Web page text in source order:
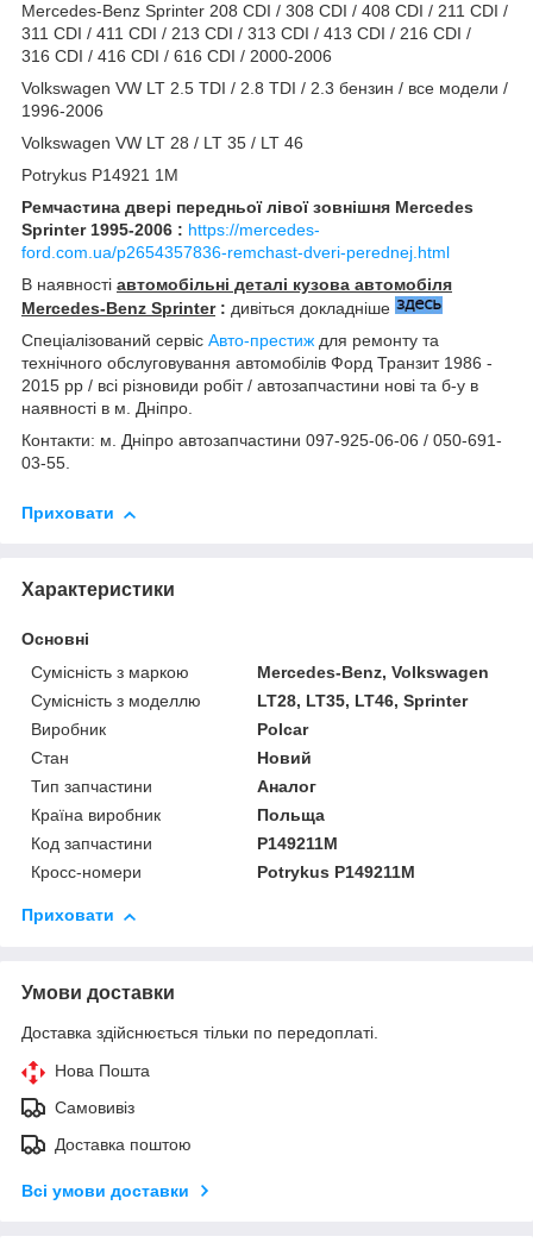
Mercedes-Benz Sprinter 208 CDI / 308 CDI / 408 CDI / 211 CDI /
311 CDI / 411 CDI / 213 CDI / 313 CDI / 413 CDI / 216 CDI /
316 CDI / 416 CDI / 616 CDI / 2000-2006
Volkswagen VW LT 2.5 TDI / 2.8 TDI / 2.3 бензин / все модели /
1996-2006
Volkswagen VW LT 28 / LT 35 / LT 46
Potrykus P14921 1M
Ремчастина двері передньої лівої зовнішня Mercedes
Sprinter 1995-2006 : https://mercedes-
ford.com.ua/p2654357836-remchast-dveri-perednej.html
В наявності автомобільні деталі кузова автомобіля
Mercedes-Benz Sprinter: дивіться докладніше
Спеціалізований сервіс Авто-престиж для ремонту та
технічного обслуговування автомобілів Форд Транзит 1986 -
2015 рр / всі різновиди робіт / автозапчастини нові та б-у в
наявності в м. Дніпро.
Контакти: м. Дніпро автозапчастини 097-925-06-06 / 050-691-
03-55.
Приховати
Характеристики
Основні
Сумісність з маркою
Mercedes-Benz, Volkswagen
Сумісність з моделлю
LT28, LT35, LT46, Sprinter
Виробник
Polcar
Стан
Новий
Тип запчастини
Аналог
Країна виробник
Польща
Код запчастини
P149211M
Кросс-номери
Potrykus P149211M
Приховати
Умови доставки
Доставка здійснюється тільки по передоплаті.
Нова Пошта
Самовивіз
Доставка поштою
Всі умови доставки